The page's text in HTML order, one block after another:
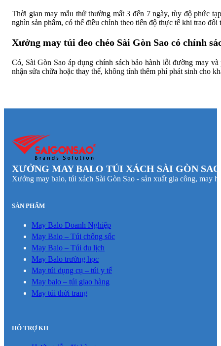
Thời gian may mẫu thử thường mất 3 đến 7 ngày, tùy độ phức
nghìn sản phẩm, có thể điều chỉnh theo tiến độ thực tế khi trao
Xưởng may túi đeo chéo Sài Gòn Sao có chính
Có, Sài Gòn Sao áp dụng chính sách bảo hành lỗi đường may
nhận sửa chữa hoặc thay thế, không tính thêm phí phát sinh cho
XƯỞNG MAY BALO TÚI XÁCH SÀI GÒN
Xưởng may balo, túi xách Sài Gòn Sao - sản xuất gia công, may
SẢN PHẨM
May Balo Doanh Nghiệp
May Balo – Túi chống sốc
May Balo – Túi du lịch
May Balo trường học
May túi dụng cụ – túi y tế
May balo – túi giao hàng
May túi thời trang
HỖ TRỢ KH